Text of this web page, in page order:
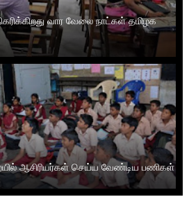
வார வேலை நாட்கள் தமிழக
ஆசிரியர்கள் செய்ய வேண்டிய பணிகள்